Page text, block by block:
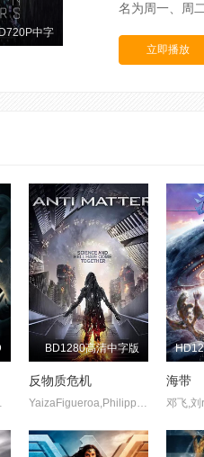
中字
名为周一、周
立即播放
・卡丁诺
BD1280高清中字版
反物质危机
YaizaFigueroa,PhilippaCarson,TomBarber-Duffy,NoahMaxwellClarke
海带
邓飞,刘r